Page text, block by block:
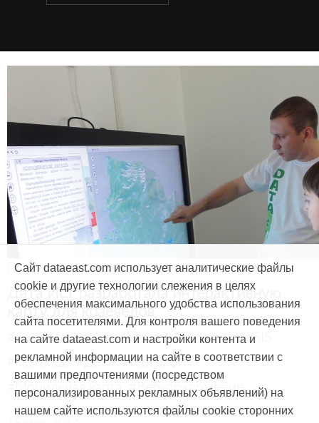
Продукты и услуги
Дата Ист разработала интерактивную
карту для краеведов
#CarryMap #Интерактивная карта #ArcGIS
#Природа #Дети #География
#Мобильная карта #Веб-приложение
Сайт dataeast.com использует аналитические файлы
cookie и другие технологии слежения в целях
обеспечения максимального удобства использования
сайта посетителями. Для контроля вашего поведения
на сайте dataeast.com и настройки контента и
рекламной информации на сайте в соответствии с
вашими предпочтениями (посредством
персонализированных рекламных объявлений) на
нашем сайте используются файлы cookie сторонних